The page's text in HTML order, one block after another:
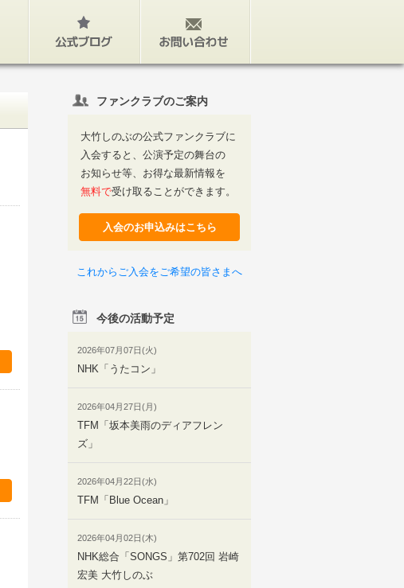
ファンクラブのご案内
大竹しのぶの公式ファンクラブに
入会すると、公演予定の舞台の
お知らせ等、お得な最新情報を
無料で受け取ることができます。
入会のお申込みはこちら
これからご入会をご希望の皆さまへ
今後の活動予定
2026年07月07日(火)
NHK「うたコン」
2026年04月27日(月)
TFM「坂本美雨のディアフレン
ズ」
2026年04月22日(水)
TFM「Blue Ocean」
2026年04月02日(木)
NHK総合「SONGS」第702回 岩崎
宏美 大竹しのぶ